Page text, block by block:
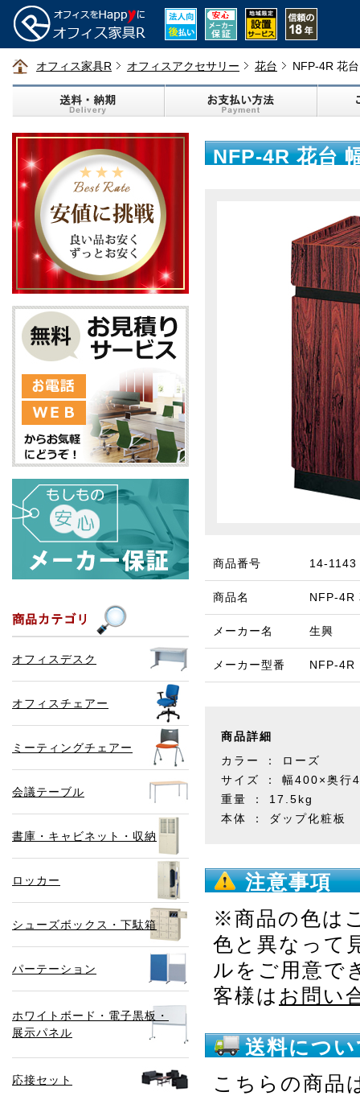
オフィス家具R オフィスアクセサリー 花台 NFP-4R 花
オフィスデスク
オフィスチェアー
ミーティングチェアー
会議テーブル
書庫・キャビネット・収納
ロッカー
シューズボックス・下駄箱
パーテーション
ホワイトボード・電子黒板・
展示パネル
応接セット
NFP-4R 花台
商品番号 14-1143
商品名 NFP-4R
メーカー名 生興
メーカー型番 NFP-4R
商品詳細
カラー ： ローズ
サイズ ： 幅400×奥行
重量 ： 17.5kg
本体 ： ダップ化粧板
注意事項
※商品の色は
色と異なって
ルをご用意で
客様は お問い
送料につ
こちらの商品